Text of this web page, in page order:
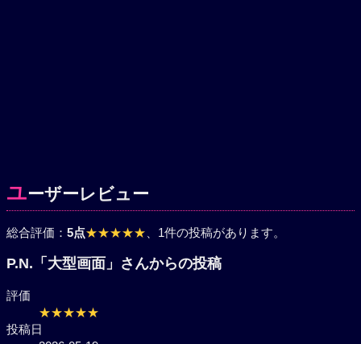
ユーザーレビュー
総合評価： 5点★★★★★、1件の投稿があります。
評価
★★★★★